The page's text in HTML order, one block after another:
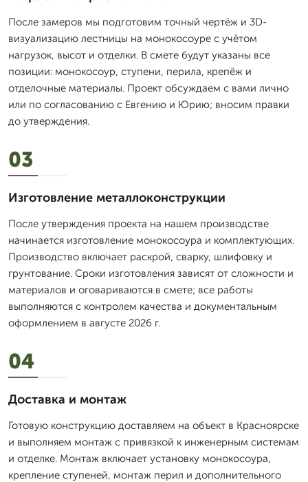
После замеров мы подготовим точный чертёж и 3D-
визуализацию лестницы на монокосоуре с учётом
нагрузок, высот и отделки. В смете будут указаны все
позиции: монокосоур, ступени, перила, крепёж и
отделочные материалы. Проект обсуждаем с вами лично
или по согласованию с Евгению и Юрию; вносим правки
до утверждения.
03
Изготовление металлоконструкции
После утверждения проекта на нашем производстве
начинается изготовление монокосоура и комплектующих.
Производство включает раскрой, сварку, шлифовку и
грунтование. Сроки изготовления зависят от сложности и
материалов и оговариваются в смете; все работы
выполняются с контролем качества и документальным
оформлением в августе 2026 г.
04
Доставка и монтаж
Готовую конструкцию доставляем на объект в Красноярске
и выполняем монтаж с привязкой к инженерным системам
и отделке. Монтаж включает установку монокосоура,
крепление ступеней, монтаж перил и дополнительного